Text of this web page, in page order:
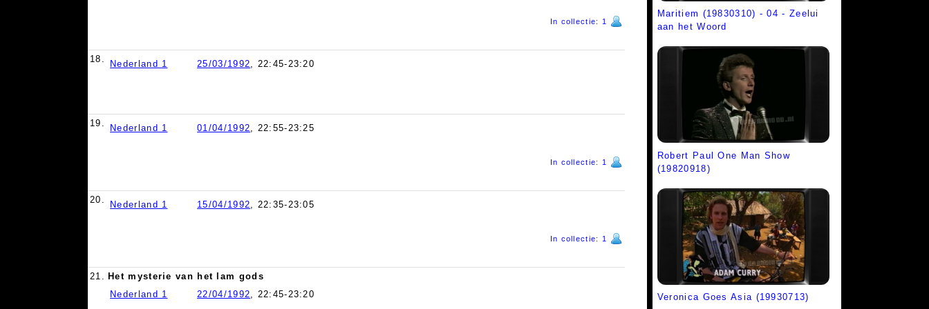
In collectie: 1
18. Nederland 1 25/03/1992, 22:45-23:20
19. Nederland 1 01/04/1992, 22:55-23:25
In collectie: 1
20. Nederland 1 15/04/1992, 22:35-23:05
In collectie: 1
21. Het mysterie van het lam gods
Nederland 1
22/04/1992, 22:45-23:20
Maritiem (19830310) - 04 - Zeelui
aan het Woord
Robert Paul One Man Show
(19820918)
Veronica Goes Asia (19930713)